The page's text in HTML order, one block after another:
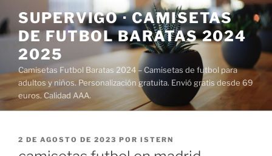
al
contenido
SUPERVIGO · CAMISETAS
DE FUTBOL BARATAS 2024
2025
Camisetas Futbol Baratas 2024 – Camisetas de futbol para
adultos y niños. Personalización gratuita. Envió gratis desde 69
euros. Calidad AAA.
PUBLICADO
2 DE AGOSTO DE 2023 POR ISTERN